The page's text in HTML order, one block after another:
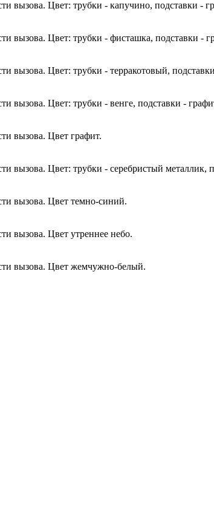
вызова. Цвет: трубки - капучино, подставки -
вызова. Цвет: трубки - фисташка, подставки -
вызова. Цвет: трубки - терракотовый,
вызова. Цвет: трубки - венге, подставки -
вызова. Цвет графит.
вызова. Цвет: трубки - серебристый металлик,
вызова. Цвет темно-синий.
вызова. Цвет утреннее небо.
вызова. Цвет жемчужно-белый.